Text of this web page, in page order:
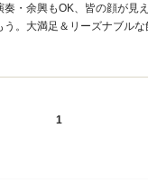
奏・余興もOK、皆の顔が見
う。大満足＆リーズナブル
1